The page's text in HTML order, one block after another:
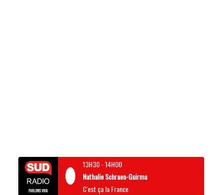
13H30-14H00
Nathalie Schraen-Guirma
C'est ça la France